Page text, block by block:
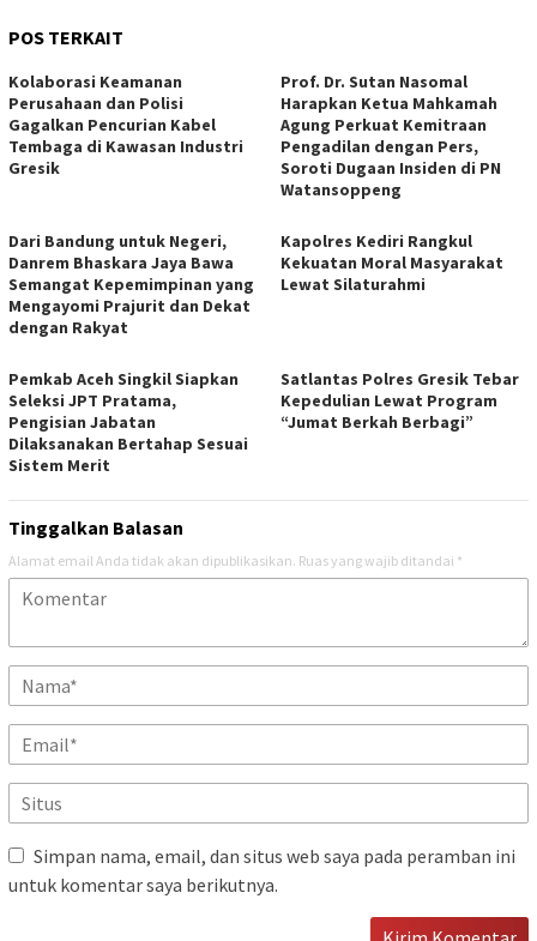
POS TERKAIT
Kolaborasi Keamanan
Perusahaan dan Polisi
Gagalkan Pencurian Kabel
Tembaga di Kawasan Industri
Gresik
Prof. Dr. Sutan Nasomal
Harapkan Ketua Mahkamah
Agung Perkuat Kemitraan
Pengadilan dengan Pers,
Soroti Dugaan Insiden di PN
Watansoppeng
Dari Bandung untuk Negeri,
Danrem Bhaskara Jaya Bawa
Semangat Kepemimpinan yang
Mengayomi Prajurit dan Dekat
dengan Rakyat
Kapolres Kediri Rangkul
Kekuatan Moral Masyarakat
Lewat Silaturahmi
Pemkab Aceh Singkil Siapkan
Seleksi JPT Pratama,
Pengisian Jabatan
Dilaksanakan Bertahap Sesuai
Sistem Merit
Satlantas Polres Gresik Tebar
Kepedulian Lewat Program
“Jumat Berkah Berbagi”
Tinggalkan Balasan
Alamat email Anda tidak akan dipublikasikan. Ruas yang wajib ditandai *
Simpan nama, email, dan situs web saya pada peramban ini
untuk komentar saya berikutnya.